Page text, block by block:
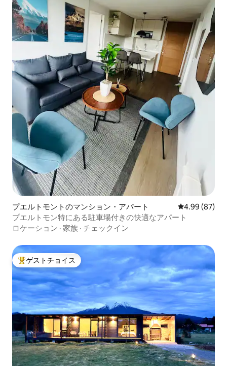
プエルトモントのマンション・アパート レビュー87
4.99 (87)
プエルトモン特にある駐車場付きの快適なアパート
ロケーション · 家族 · チェックイン
大好評のゲストチョイスです。
ゲストチョイス